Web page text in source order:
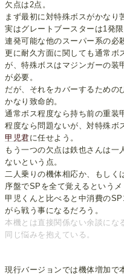
欠点は2点。
まず最初に対特殊ボスがかなり
実はグレートブースターは1発
連発可能な他のスーパー系の必
更に耐久方面に関しても通常ボ
が、特殊ボスはマジンガーの装
が必要。
だが、それをカバーするための
かなり致命的。
通常ボス程度なら持ち前の重装
程度なら問題ないが、対特殊ボ
甲児君に任せよう。
もう一つの欠点は鉄也さんは
ないという点。
二人乗りの機体相応か、もしく
序盤でSPを全て覚えるという
甲児くんと比べると中消費の
がら戦う事になるだろう。
本機とは直接関係ない余談にな
同じ悩みを抱えている。
現行バージョンでは機体増加で